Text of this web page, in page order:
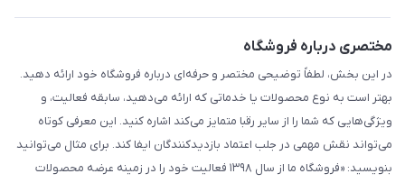
مختصری درباره فروشگاه
در این بخش، لطفاً توضیحی مختصر و حرفه‌ای درباره فروشگاه خود ارائه دهید.
بهتر است به نوع محصولات یا خدماتی که ارائه می‌دهید، سابقه فعالیت، و
ویژگی‌هایی که شما را از سایر رقبا متمایز می‌کند اشاره کنید. این معرفی کوتاه
می‌تواند نقش مهمی در جلب اعتماد بازدیدکنندگان ایفا کند. برای مثال می‌توانید
بنویسید: «فروشگاه ما از سال ۱۳۹۸ فعالیت خود را در زمینه عرضه محصولات